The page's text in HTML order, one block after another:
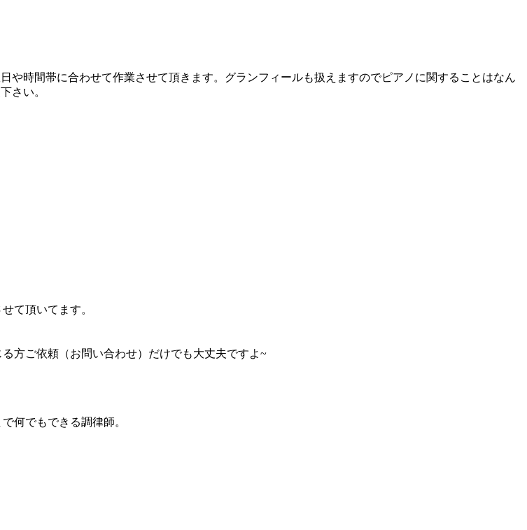
や時間帯に合わせて作業させて頂きます。グランフィールも扱えますのでピアノに関することはなん
さい。
て頂いてます。
方ご依頼（お問い合わせ）だけでも大丈夫ですよ~
何でもできる調律師。